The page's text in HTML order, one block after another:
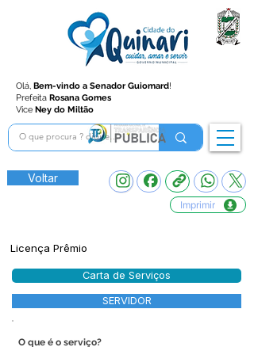
Olá, Bem-vindo a Senador Guiomard!
Prefeita Rosana Gomes
Vice Ney do Miltão
Voltar
Imprimir
Licença Prêmio
Carta de Serviços
SERVIDOR
O que é o serviço?